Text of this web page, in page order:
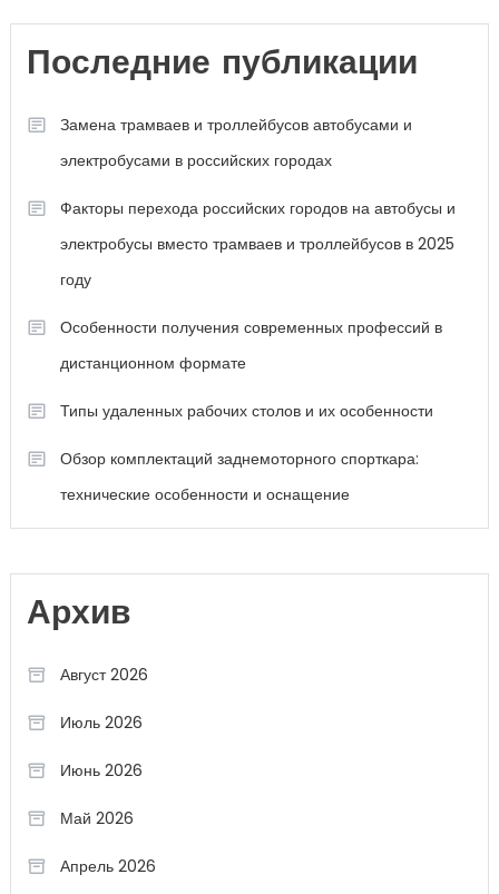
Последние публикации
Замена трамваев и троллейбусов автобусами и
электробусами в российских городах
Факторы перехода российских городов на автобусы и
электробусы вместо трамваев и троллейбусов в 2025
году
Особенности получения современных профессий в
дистанционном формате
Типы удаленных рабочих столов и их особенности
Обзор комплектаций заднемоторного спорткара:
технические особенности и оснащение
Архив
Август 2026
Июль 2026
Июнь 2026
Май 2026
Апрель 2026